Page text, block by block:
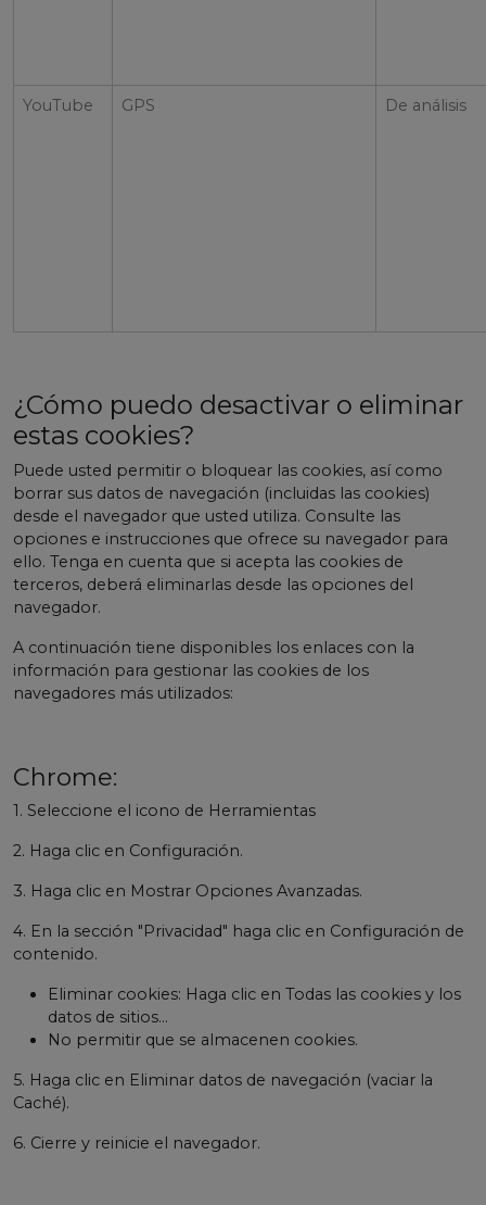
YouTube GPS De análisis
¿Cómo puedo desactivar o eliminar
estas cookies?
Puede usted permitir o bloquear las cookies, así como
borrar sus datos de navegación (incluidas las cookies)
desde el navegador que usted utiliza. Consulte las
opciones e instrucciones que ofrece su navegador para
ello. Tenga en cuenta que si acepta las cookies de
terceros, deberá eliminarlas desde las opciones del
navegador.
A continuación tiene disponibles los enlaces con la
información para gestionar las cookies de los
navegadores más utilizados:
Chrome:
1. Seleccione el icono de Herramientas
2. Haga clic en Configuración.
3. Haga clic en Mostrar Opciones Avanzadas.
4. En la sección "Privacidad" haga clic en Configuración de
contenido.
Eliminar cookies: Haga clic en Todas las cookies y los
datos de sitios…
No permitir que se almacenen cookies.
5. Haga clic en Eliminar datos de navegación (vaciar la
Caché).
6. Cierre y reinicie el navegador.